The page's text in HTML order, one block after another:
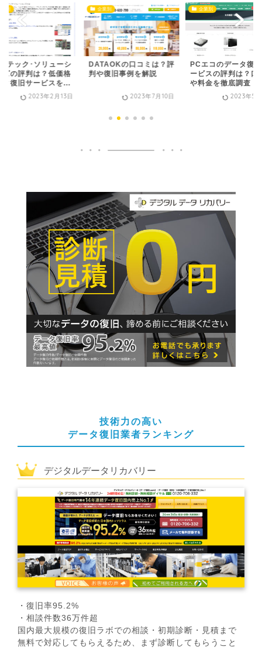
別
の口コミは？評
復旧事例を解説
2023年7月10日
企業別
PCエコのデータ復旧サ
ービスの評判は？口コミ
2023年5月23日
企業別
ロジテックのデータ
サービスを調査｜口
や評判、料金を解説
2023年2
技術力の高い
データ復旧業者ランキング
デジタルデータリカバリー
・復旧率95.2%
・相談件数36万件超
国内最大規模の復旧ラボでの相談・初期診断・見積まで
無料で対応してもらえるため、まず診断してもらうこと